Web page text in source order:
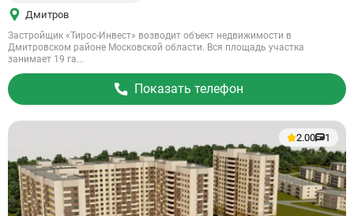
Дмитров
Застройщик «Тирос-Инвест» возводит объект недвижимости в
Дмитровском районе Московской области. Вся площадь участка
занимает 19 га...
Показать телефон
2.00 1